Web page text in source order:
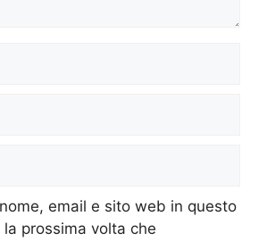
email e sito web in questo
prossima volta che